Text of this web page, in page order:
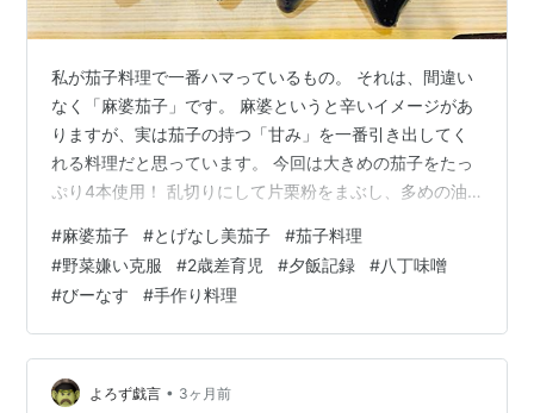
私が茄子料理で一番ハマっているもの。 それは、間違い
なく「麻婆茄子」です。 麻婆というと辛いイメージがあ
りますが、実は茄子の持つ「甘み」を一番引き出してく
れる料理だと思っています。 今回は大きめの茄子をたっ
ぷり4本使用！ 乱切りにして片栗粉をまぶし、多めの油
トです 2歳の長男と一緒に食べるので、今日は豆板醤な
しの「辛味ゼロ」仕様。 甜麺醤の代わりに八丁味噌と砂
糖を使い、コク深い肉味噌に仕上げました。 野菜を食べ
てほしいので、今日はこっそり舞茸と青ネギのみじん切
りも投入！ ご機嫌斜めな長男のお相手をしながら、台所
でバッタバタの調理。 なんとか完成…
#麻婆茄子 #とげなし美茄子 #茄子料理
#野菜嫌い克服 #2歳差育児 #夕飯記録 #八丁味噌
#びーなす #手作り料理
よろず戯言 • 3ヶ月前